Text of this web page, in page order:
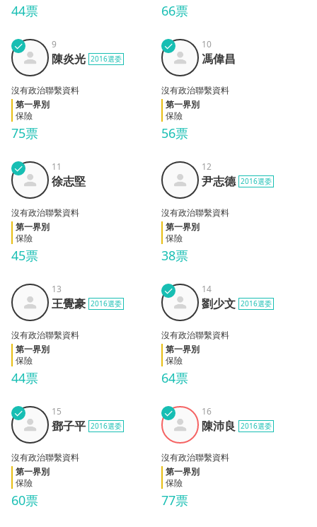
44票 66票
陳炎
光
✓
75票
9
陳炎光 2016選委
沒有政治聯繫資料
第一界別
保險
馮偉
昌
✓
56票
10
馮偉昌
沒有政治聯繫資料
第一界別
保險
徐志
堅
✓
45票
11
徐志堅
沒有政治聯繫資料
第一界別
保險
尹志
德
38票
12
尹志德 2016選委
沒有政治聯繫資料
第一界別
保險
王覺
豪
44票
13
王覺豪 2016選委
沒有政治聯繫資料
第一界別
保險
劉少
文
✓
64票
14
劉少文 2016選委
沒有政治聯繫資料
第一界別
保險
鄧子
平
✓
60票
15
鄧子平 2016選委
沒有政治聯繫資料
第一界別
保險
陳沛
良
✓
77票
16
陳沛良 2016選委
沒有政治聯繫資料
第一界別
保險